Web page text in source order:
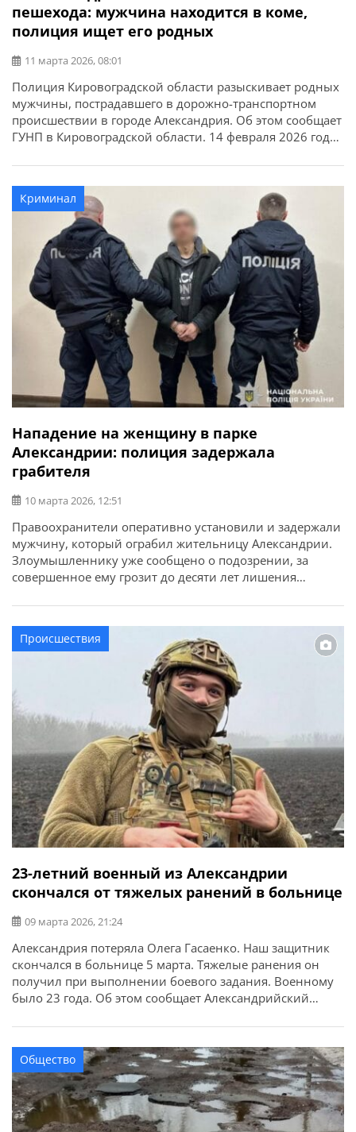
пешехода: мужчина находится в коме,
полиция ищет его родных
11 марта 2026, 08:01
Полиция Кировоградской области разыскивает родных
мужчины, пострадавшего в дорожно-транспортном
происшествии в городе Александрия. Об этом сообщает
ГУНП в Кировоградской области. 14 февраля 2026 года
Кировоградское шоссе водитель автомобиля SUZUKI SX-
4 допустил наезд на пешехода — Семенист Валерия
Ивановича, 1965 года рождения, который двигался в
попутном направлении. В […]
Криминал
Нападение на женщину в парке
Александрии: полиция задержала
грабителя
10 марта 2026, 12:51
Правоохранители оперативно установили и задержали
мужчину, который ограбил жительницу Александрии.
Злоумышленнику уже сообщено о подозрении, за
совершенное ему грозит до десяти лет лишения
области. На днях в полицию поступило сообщение о
нападении на 42-летнюю местную жительницу на
территории парка имени Тараса Шевченко.
Предварительно установлено, что неизвестный
Происшествия
23-летний военный из Александрии
скончался от тяжелых ранений в больнице
09 марта 2026, 21:24
Александрия потеряла Олега Гасаенко. Наш защитник
скончался в больнице 5 марта. Тяжелые ранения он
получил при выполнении боевого задания. Военному
было 23 года. Об этом сообщает Александрийский
Выражаем искренние соболезнования родным,
близким и друзьям.
Общество